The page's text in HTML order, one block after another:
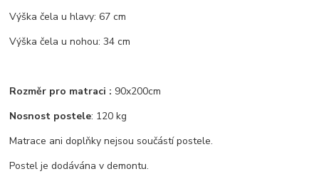
Výška čela u hlavy: 67 cm
Výška čela u nohou: 34 cm
Rozměr pro matraci : 90x200cm
Nosnost postele: 120 kg
Matrace ani doplňky nejsou součástí postele.
Postel je dodávána v demontu.